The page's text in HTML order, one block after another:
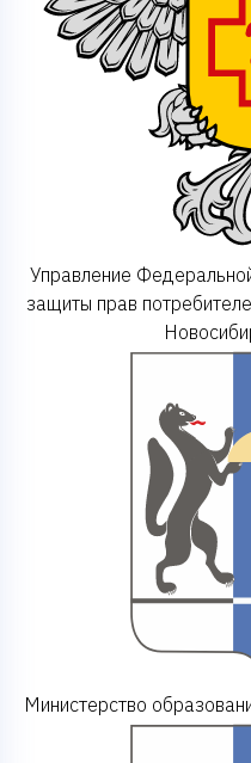
Управление
защиты прав
Министерство